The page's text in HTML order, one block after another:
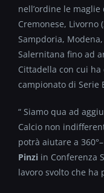
nell’ordine le
Cremonese, Livorno
Sampdoria,
Salernitana fino ad
Cittadella con cui
campionato di Serie
“ Siamo qua ad
Calcio non
potrà aiutare a
Pinzi in Conferenza
lavoro svolto che ha